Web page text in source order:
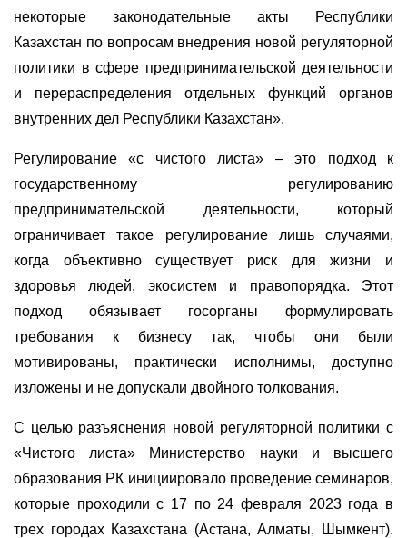
некоторые законодательные акты Республики
Казахстан по вопросам внедрения новой регуляторной
политики в сфере предпринимательской деятельности
и перераспределения отдельных функций органов
внутренних дел Республики Казахстан».
Регулирование «с чистого листа» – это подход к
государственному регулированию
предпринимательской деятельности, который
ограничивает такое регулирование лишь случаями,
когда объективно существует риск для жизни и
здоровья людей, экосистем и правопорядка. Этот
подход обязывает госорганы формулировать
требования к бизнесу так, чтобы они были
мотивированы, практически исполнимы, доступно
изложены и не допускали двойного толкования.
С целью разъяснения новой регуляторной политики с
«Чистого листа» Министерство науки и высшего
образования РК инициировало проведение семинаров,
которые проходили с 17 по 24 февраля 2023 года в
трех городах Казахстана (Астана, Алматы, Шымкент).